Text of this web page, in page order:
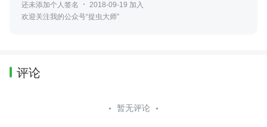
还未添加个人签名
2018-09-19 加入
欢迎关注我的公众号“捉虫大师”
评论
暂无评论